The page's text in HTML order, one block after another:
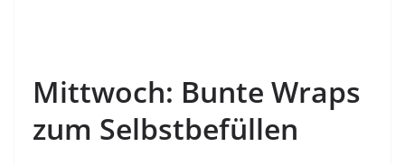
Mittwoch: Bunte Wraps
zum Selbstbefüllen